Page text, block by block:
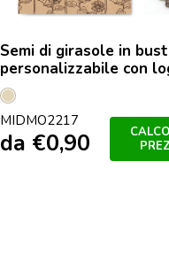
Semi di girasole in
personalizzabile con
Beige
MIDMO2217
da €0,90